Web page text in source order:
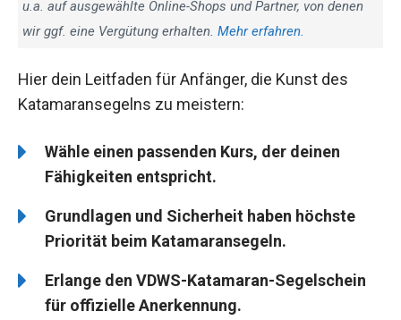
u.a. auf ausgewählte Online-Shops und Partner, von denen
wir ggf. eine Vergütung erhalten. Mehr erfahren.
Hier dein Leitfaden für Anfänger, die Kunst des
Katamaransegelns zu meistern:
Wähle einen passenden Kurs, der deinen
Fähigkeiten entspricht.
Grundlagen und Sicherheit haben höchste
Priorität beim Katamaransegeln.
Erlange den VDWS-Katamaran-Segelschein
für offizielle Anerkennung.